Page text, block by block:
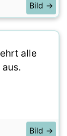
Bild →
alle
Bild →